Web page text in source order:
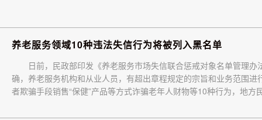
养老服务领域10种违法失信行为将被列入黑名单
日前，民政部印发《养老服务市场失信联合惩戒对象名单管理
确，养老服务机构和从业人员，有超出章程规定的宗旨和业务范围
者欺骗手段销售“保健”产品等方式诈骗老年人财物等10种行为，地